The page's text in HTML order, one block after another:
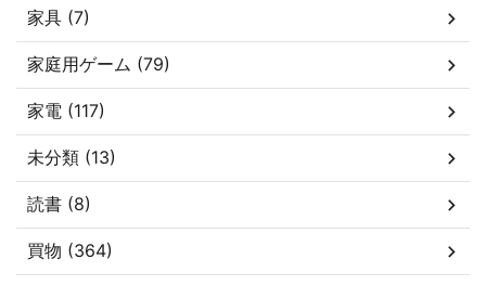
家具 (7)
家庭用ゲーム (79)
家電 (117)
未分類 (13)
読書 (8)
買物 (364)